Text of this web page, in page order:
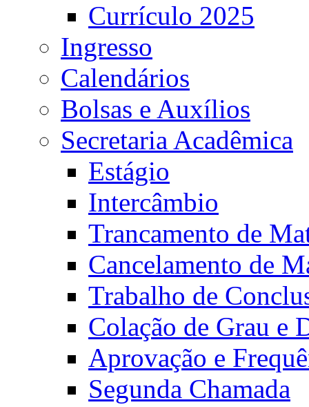
Currículo 2025
Ingresso
Calendários
Bolsas e Auxílios
Secretaria Acadêmica
Estágio
Intercâmbio
Trancamento de
Cancelamento de
Trabalho de
Colação de Grau e
Aprovação e
Segunda Chamada